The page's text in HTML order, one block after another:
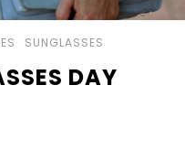
SUNGLASSES
DAY